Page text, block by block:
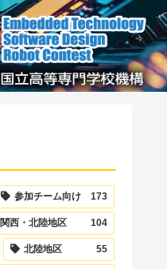
参加チーム向け 173
関西・北陸地区 104
北陸地区 55